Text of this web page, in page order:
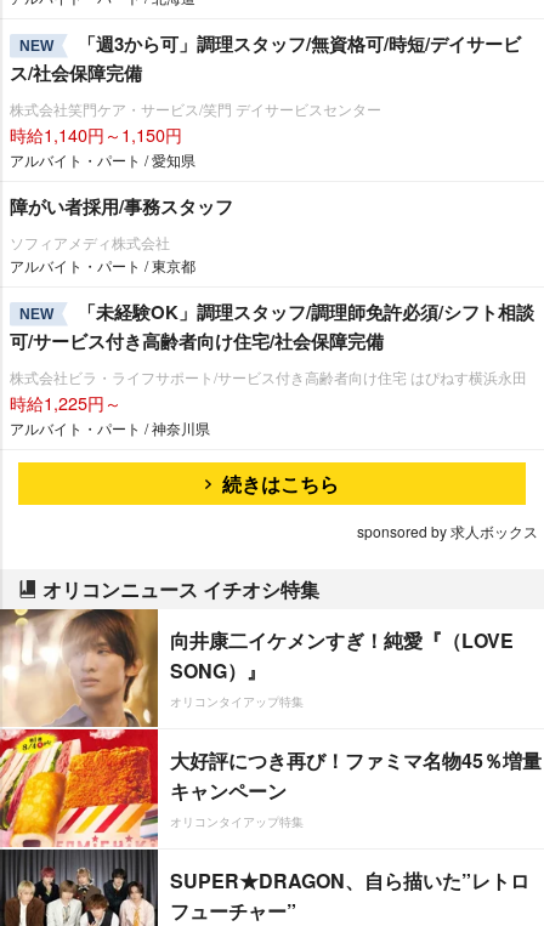
NEW
「週3から可」調理スタッフ/無資格可/時短/デイサービ
ス/社会保障完備
株式会社笑門ケア・サービス/笑門 デイサービスセンター
時給1,140円～1,150円
アルバイト・パート / 愛知県
障がい者採用/事務スタッフ
ソフィアメディ株式会社
アルバイト・パート / 東京都
NEW
「未経験OK」調理スタッフ/調理師免許必須/シフト相談
可/サービス付き高齢者向け住宅/社会保障完備
株式会社ビラ・ライフサポート/サービス付き高齢者向け住宅 はぴねす横浜永田
時給1,225円～
アルバイト・パート / 神奈川県
続きはこちら
sponsored by 求人ボックス
オリコンニュース イチオシ特集
向井康二イケメンすぎ！純愛『（LOVE
SONG）』
オリコンタイアップ特集
大好評につき再び！ファミマ名物45％増量
キャンペーン
オリコンタイアップ特集
SUPER★DRAGON、自ら描いた”レトロ
フューチャー”